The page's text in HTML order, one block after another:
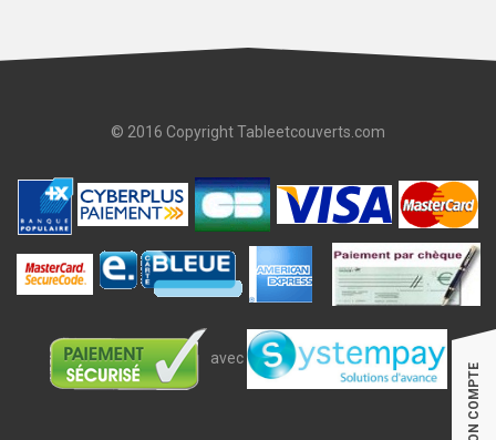
© 2016 Copyright Tableetcouverts.com
avec
MON COMPTE